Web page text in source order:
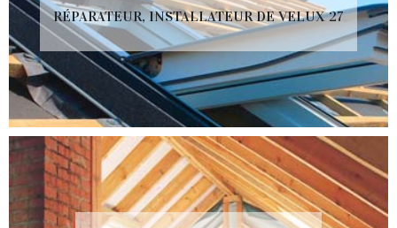
RÉPARATEUR, INSTALLATEUR DE VELUX 27